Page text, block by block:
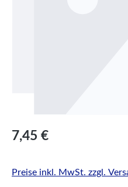
Regulärer Preis:
7,45 €
Preise inkl. MwSt. zzgl.